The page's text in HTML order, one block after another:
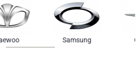
Chrysler